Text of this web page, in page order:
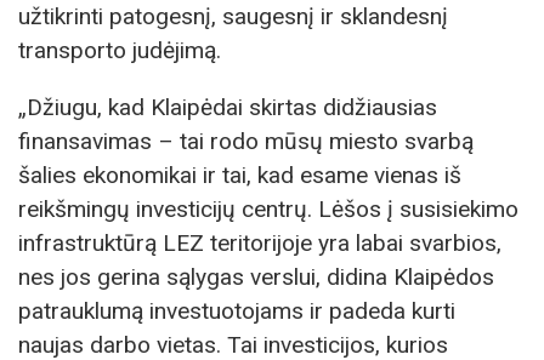
užtikrinti patogesnį, saugesnį ir sklandesnį
transporto judėjimą.
„Džiugu, kad Klaipėdai skirtas didžiausias
finansavimas – tai rodo mūsų miesto svarbą
šalies ekonomikai ir tai, kad esame vienas iš
reikšmingų investicijų centrų. Lėšos į susisiekimo
infrastruktūrą LEZ teritorijoje yra labai svarbios,
nes jos gerina sąlygas verslui, didina Klaipėdos
patrauklumą investuotojams ir padeda kurti
naujas darbo vietas. Tai investicijos, kurios